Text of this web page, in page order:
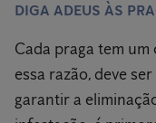
DIGA ADEUS ÀS
Cada praga tem
essa razão, deve
garantir a